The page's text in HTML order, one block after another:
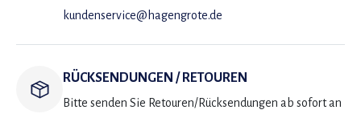
kundenservice@hagengrote.de
RÜCKSENDUNGEN / RETOUREN
Bitte senden Sie Retouren/Rücksendungen ab sofort an